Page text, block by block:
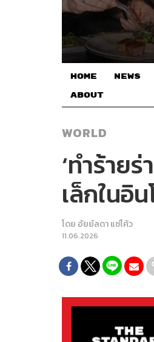
HOME NEWS
ABOUT
WORLD
‘ทำร้าย
เล็กในอิ
โดย อัยย์ลดา แซ่โค้ว
11.06.2026